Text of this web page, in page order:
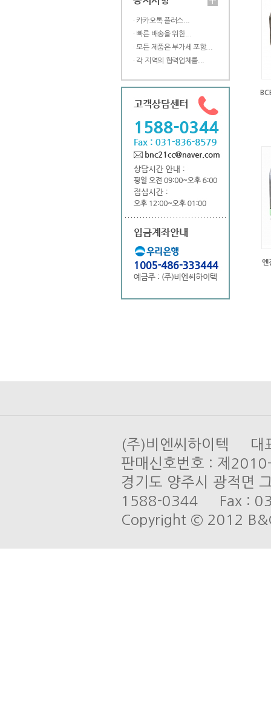
· 카카오톡 플러스...
· 빠른 배송을 위한...
· 모든 제품은 부가세 포함...
· 각 지역의 협력업체를...
엔
(주)비엔씨하이텍
판매신호번호 : 제
경기도 양주시 광적
1588-0344 Fax :
Copyright © 2012